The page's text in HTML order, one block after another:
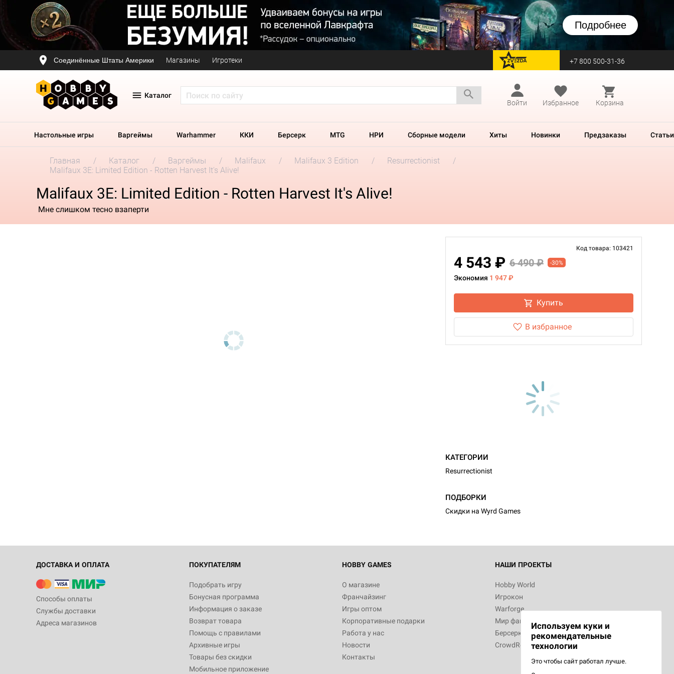
Подробнее
Соединённые Штаты Америки Магазины Игротеки перейти на Zvezda +7 800 500-31-36
Каталог
Войти
Избранное Корзина
Настольные игры Варгеймы Warhammer ККИ Берсерк MTG НРИ Сборные модели Хиты Новинки Предзаказы Статьи
Главная Каталог Варгеймы Malifaux Malifaux 3 Edition
Resurrectionist
Malifaux 3E: Limited Edition - Rotten Harvest It's Alive!
Malifaux 3E: Limited Edition - Rotten Harvest It's Alive!
Мне слишком тесно взаперти
Код товара: 103421
4 543 ₽ 6 490 ₽ -30%
Экономия 1 947 ₽
Купить
В избранное
КАТЕГОРИИ
Resurrectionist
ПОДБОРКИ
Скидки на Wyrd Games
ДОСТАВКА И ОПЛАТА
Способы оплаты
Службы доставки
Адреса магазинов
ПОКУПАТЕЛЯМ
Подобрать игру
Бонусная программа
Информация о заказе
Возврат товара
Помощь с правилами
Архивные игры
Товары без скидки
Мобильное приложение
HOBBY GAMES
О магазине
Франчайзинг
Игры оптом
Корпоративные подарки
Работа у нас
Новости
Контакты
НАШИ ПРОЕКТЫ
Hobby World
Игрокон
Warforge
Мир фантастики
Берсерк
CrowdRepublic
Используем куки и
рекомендательные
технологии
Это чтобы сайт работал лучше.